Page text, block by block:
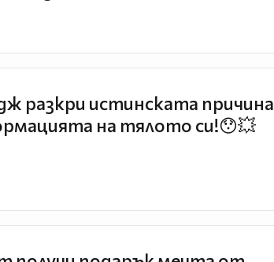
разкри истинската причина
на тялото си!😯💥